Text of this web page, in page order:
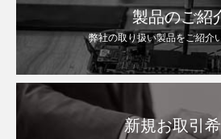
製品のご紹
弊社の取り扱い製品をご紹介
新規お取引